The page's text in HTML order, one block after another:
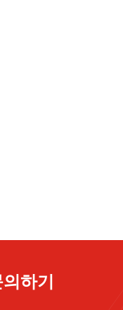
하기